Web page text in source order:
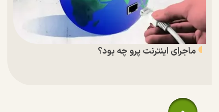
ماجرای اینترنت پرو چه بود؟